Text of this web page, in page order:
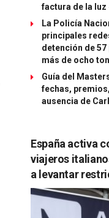
factura de la luz
La Policía
principales
detención de
más de ocho
Guía del
fechas,
ausencia de
España activa
viajeros
a levantar